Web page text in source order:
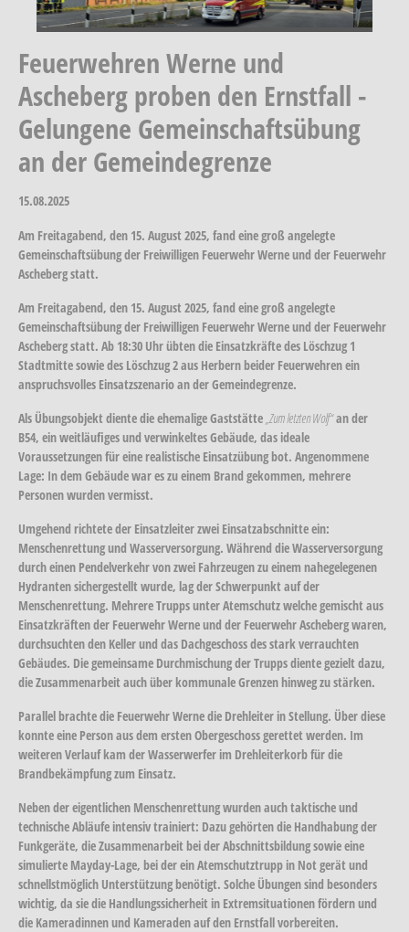
Feuerwehren Werne und
Ascheberg proben den Ernstfall -
Gelungene Gemeinschaftsübung
an der Gemeindegrenze
15.08.2025
Am Freitagabend, den 15. August 2025, fand eine groß angelegte
Gemeinschaftsübung der Freiwilligen Feuerwehr Werne und der Feuerwehr
Ascheberg statt.
Am Freitagabend, den 15. August 2025, fand eine groß angelegte
Gemeinschaftsübung der Freiwilligen Feuerwehr Werne und der Feuerwehr
Ascheberg statt. Ab 18:30 Uhr übten die Einsatzkräfte des Löschzug 1
Stadtmitte sowie des Löschzug 2 aus Herbern beider Feuerwehren ein
anspruchsvolles Einsatzszenario an der Gemeindegrenze.
Als Übungsobjekt diente die ehemalige Gaststätte„Zum letzten Wolf“an der
B54, ein weitläufiges und verwinkeltes Gebäude, das ideale
Voraussetzungen für eine realistische Einsatzübung bot. Angenommene
Lage: In dem Gebäude war es zu einem Brand gekommen, mehrere
Personen wurden vermisst.
Umgehend richtete der Einsatzleiter zwei Einsatzabschnitte ein:
Menschenrettungund Wasserversorgung. Während die Wasserversorgung
durch einen Pendelverkehr von zwei Fahrzeugen zu einem nahegelegenen
Hydranten sichergestellt wurde, lag der Schwerpunkt auf der
Menschenrettung. Mehrere Trupps unter Atemschutz welche gemischt aus
Einsatzkräften der Feuerwehr Werne und der Feuerwehr Ascheberg waren,
durchsuchten den Keller und das Dachgeschoss des stark verrauchten
Gebäudes. Die gemeinsame Durchmischung der Trupps diente gezielt dazu,
die Zusammenarbeit auch über kommunale Grenzen hinweg zu stärken.
Parallel brachte die Feuerwehr Werne die Drehleiter in Stellung. Über diese
konnte eine Person aus dem ersten Obergeschoss gerettet werden. Im
weiteren Verlauf kam der Wasserwerfer im Drehleiterkorb für die
Brandbekämpfung zum Einsatz.
Neben der eigentlichen Menschenrettung wurden auch taktische und
technische Abläufe intensiv trainiert: Dazu gehörten die Handhabung der
Funkgeräte, die Zusammenarbeit bei der Abschnittsbildung sowie eine
simulierte Mayday-Lage, bei der ein Atemschutztrupp in Not gerät und
schnellstmöglich Unterstützung benötigt. Solche Übungen sind besonders
wichtig, da sie die Handlungssicherheit in Extremsituationen fördern und
die Kameradinnen und Kameraden auf den Ernstfall vorbereiten.